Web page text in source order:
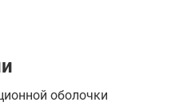
оболочки